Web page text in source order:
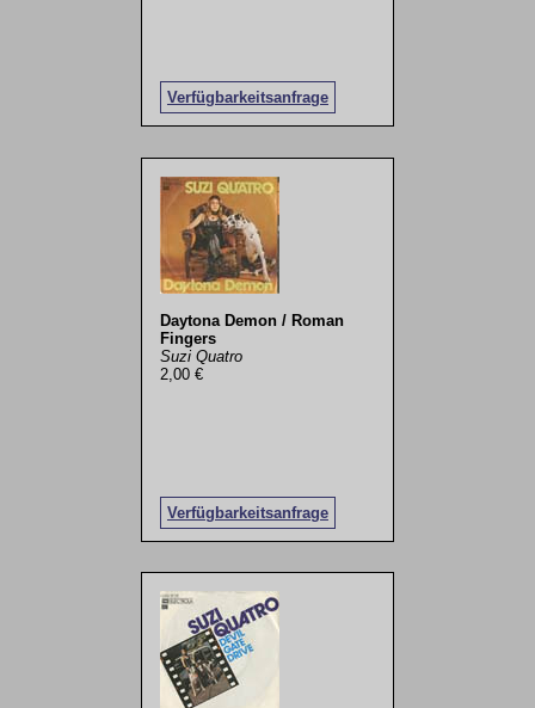
Verfügbarkeitsanfrage
Daytona Demon / Roman
Fingers
Suzi Quatro
2,00 €
Verfügbarkeitsanfrage